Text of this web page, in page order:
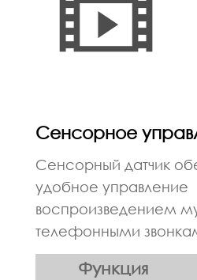
Сенсорное
Сенсорный датчик
удобное управление
воспроизведением
телефонными
Функция